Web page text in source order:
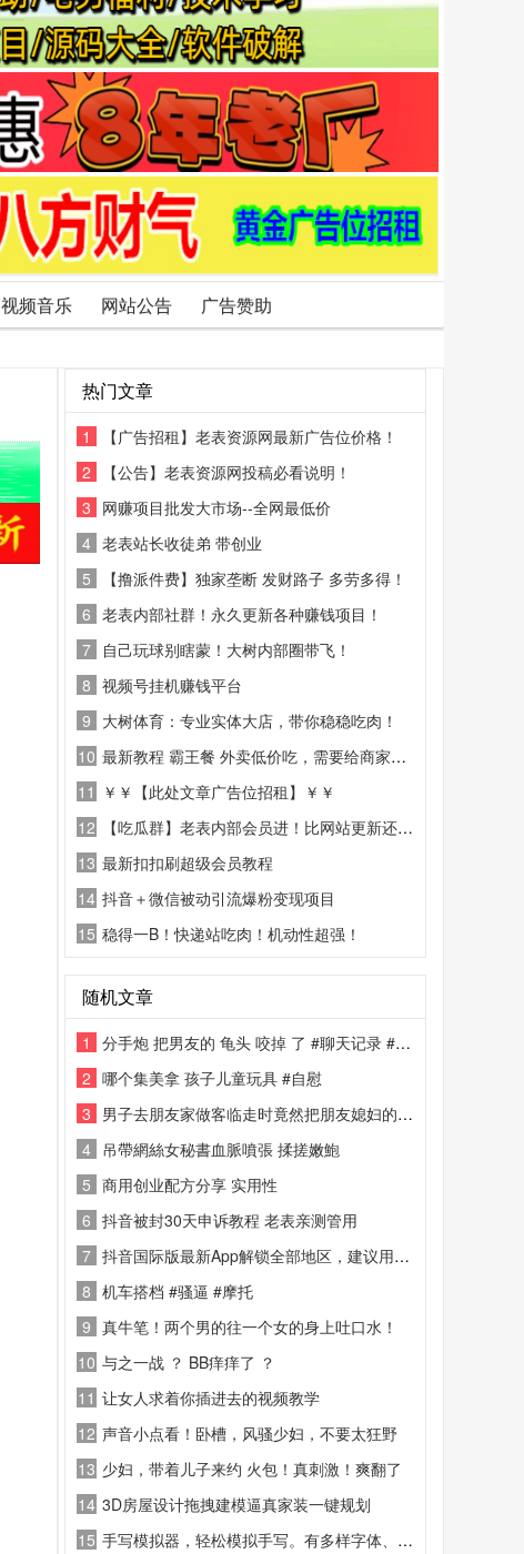
视频音乐 网站公告 广告赞助
热门文章
1
【广告招租】老表资源网最新广告位价格！
2
【公告】老表资源网投稿必看说明！
3 网赚项目批发大市场--全网最低价
4 老表站长收徒弟 带创业
5
【撸派件费】独家垄断 发财路子 多劳多得！
6 老表内部社群！永久更新各种赚钱项目！
7 自己玩球别瞎蒙！大树内部圈带飞！
8 视频号挂机赚钱平台
9 大树体育：专业实体大店，带你稳稳吃肉！
10 最新教程 霸王餐 外卖低价吃，需要给商家好评
11 ￥￥【此处文章广告位招租】￥￥
12
【吃瓜群】老表内部会员进！比网站更新还精彩！
13 最新扣扣刷超级会员教程
14 抖音＋微信被动引流爆粉变现项目
15 稳得一B！快递站吃肉！机动性超强！
随机文章
1
分手炮 把男友的 龟头 咬掉 了 #聊天记录 #阉割 #虐鸡 分手炮
2 哪个集美拿 孩子儿童玩具 #自慰
3 男子去朋友家做客临走时竟然把朋友媳妇的#丝袜 偷走了 （偷走了干嘛 ？）#恋物 #原味
4 吊帶網絲女秘書血脈噴張 揉搓嫩鮑
5 商用创业配方分享 实用性
6 抖音被封30天申诉教程 老表亲测管用
7 抖音国际版最新App解锁全部地区，建议用邮箱注册登录.
8 机车搭档 #骚逼 #摩托
9 真牛笔！两个男的往一个女的身上吐口水！
10 与之一战 ？ BB痒痒了 ？
11 让女人求着你插进去的视频教学
12 声音小点看！卧槽，风骚少妇，不要太狂野
13 少妇，带着儿子来约 火包！真刺激！爽翻了
14 3D房屋设计拖拽建模逼真家装一键规划
15 手写模拟器，轻松模拟手写。有多样字体、纸张可选，还能精细调整参数，生成超逼真手写稿